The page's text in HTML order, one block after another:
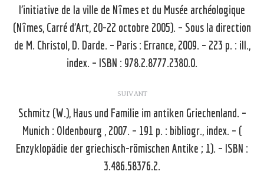
Article
précédent
:
l’initiative de la ville de Nîmes et du Musée archéologique
(Nîmes, Carré d’Art, 20-22 octobre 2005). – Sous la direction
de M. Christol, D. Darde. – Paris : Errance, 2009. – 223 p. : ill.,
index. – ISBN : 978.2.8777.2380.0.
SUIVANT
Article
suivant
:
Schmitz (W.), Haus und Familie im antiken Griechenland. –
Munich : Oldenbourg , 2007. – 191 p. : bibliogr., index. – (
Enzyklopädie der griechisch-römischen Antike ; 1). – ISBN :
3.486.58376.2.